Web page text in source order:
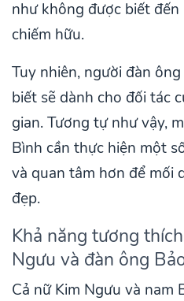
như không được biết
chiếm hữu.
Tuy nhiên, người đàn
biết sẽ dành cho đối tác
gian. Tương tự như vậy,
Bình cần thực hiện một
và quan tâm hơn để mối
đẹp.
Khả năng tương
Ngưu và đàn ông
Cả nữ Kim Ngưu và nam